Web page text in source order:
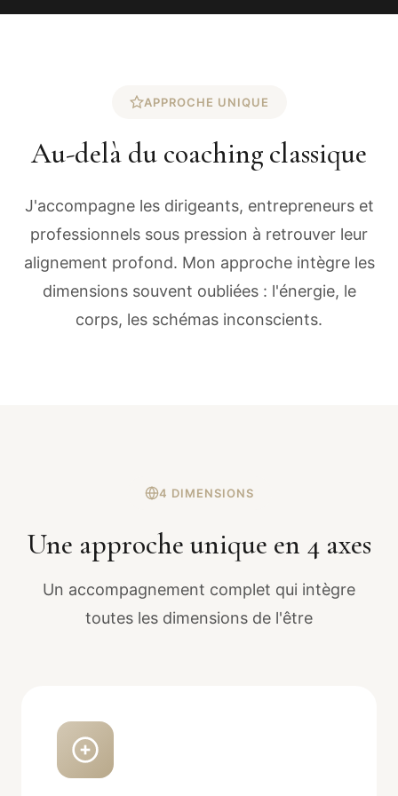
APPROCHE UNIQUE
Au-delà du coaching classique
J'accompagne les dirigeants, entrepreneurs et
professionnels sous pression à retrouver leur
alignement profond. Mon approche intègre les
dimensions souvent oubliées : l'énergie, le
corps, les schémas inconscients.
4 DIMENSIONS
Une approche unique en 4 axes
Un accompagnement complet qui intègre
toutes les dimensions de l'être